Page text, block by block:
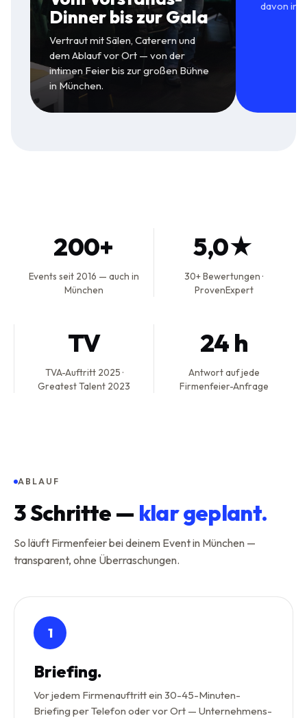
Dinner bis zur Gala
Vertraut mit Sälen, Caterern und
dem Ablauf vor Ort — von der
intimen Feier bis zur großen Bühne
in München.
davon in
200+
Events seit 2016 — auch in
München
5,0★
30+ Bewertungen ·
ProvenExpert
TV
TVA-Auftritt 2025 ·
Greatest Talent 2023
24 h
Antwort auf jede
Firmenfeier-Anfrage
ABLAUF
3Schritte — klar geplant.
So läuft Firmenfeier bei deinem Event in München —
transparent, ohne Überraschungen.
1
Briefing.
Vor jedem Firmenauftritt ein 30-45-Minuten-
Briefing per Telefon oder vor Ort — Unternehmens-